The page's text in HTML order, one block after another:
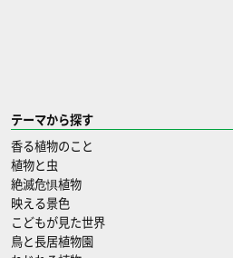
テーマから探す
香る植物のこと
植物と虫
絶滅危惧植物
映える景色
こどもが見た世界
鳥と長居植物園